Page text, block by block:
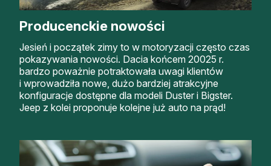
Producenckie nowości
Jesień i początek zimy to w motoryzacji często czas
pokazywania nowości. Dacia końcem 20025 r.
bardzo poważnie potraktowała uwagi klientów
i wprowadziła nowe, dużo bardziej atrakcyjne
konfiguracje dostępne dla modeli Duster i Bigster.
Jeep z kolei proponuje kolejne już auto na prąd!